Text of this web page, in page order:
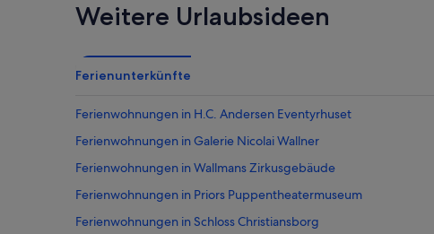
Weitere Urlaubsideen
Ferienunterkünfte
Ferienwohnungen in H.C. Andersen Eventyrhuset
Ferienwohnungen in Galerie Nicolai Wallner
Ferienwohnungen in Wallmans Zirkusgebäude
Ferienwohnungen in Priors Puppentheatermuseum
Ferienwohnungen in Schloss Christiansborg